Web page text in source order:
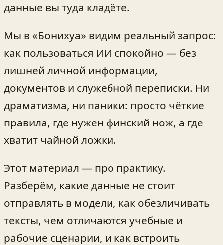
данные вы туда кладёте.
Мы в «Бонихуа» видим реальный запрос:
как пользоваться ИИ спокойно — без
лишней личной информации,
документов и служебной переписки. Ни
драматизма, ни паники: просто чёткие
правила, где нужен финский нож, а где
хватит чайной ложки.
Этот материал — про практику.
Разберём, какие данные не стоит
отправлять в модели, как обезличивать
тексты, чем отличаются учебные и
рабочие сценарии, и как встроить